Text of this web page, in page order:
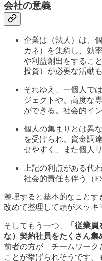
会社の意義
企業は（法人）は、
カネ）を集約し、効
や利益創出をするこ
投資）が必要な活動も
それゆえ、一個人で
ジェクトや、高度な
ができる。社会的イ
個人の集まりとは異
を受けられ、資金調
せやすく、また個人
上記の利点がある代
社会的責任も伴う（
整理すると基本的なことす
改めて整理して頭がスッキ
そしてもう一つ、
「従業
な）契約社員をたくさん集
前者の方が「チームワーク
ことが挙げられそうです